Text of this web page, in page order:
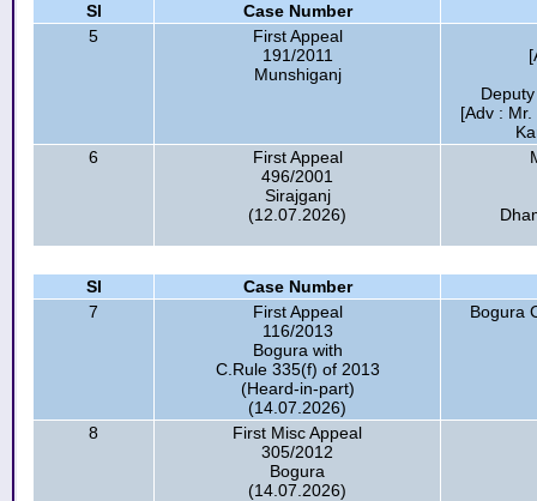
Sl
Case Number
5
First Appeal
191/2011
Munshiganj
[Adv :
6
First Appeal
496/2001
Sirajganj
(12.07.2026)
Sl
Case Number
7
First Appeal
116/2013
Bogura with
C.Rule 335(f) of 2013
(Heard-in-part)
(14.07.2026)
Bogura
8
First Misc Appeal
305/2012
Bogura
(14.07.2026)